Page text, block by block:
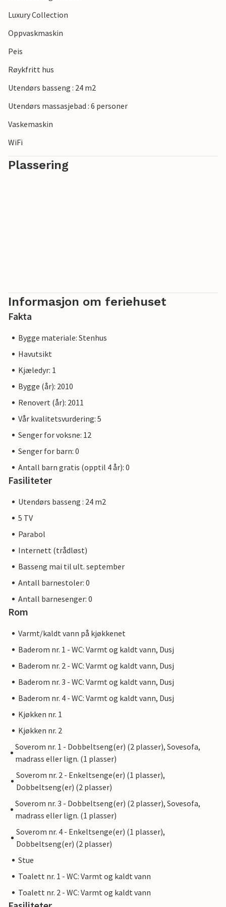
Luxury Collection
Oppvaskmaskin
Peis
Røykfritt hus
Utendørs basseng : 24 m2
Utendørs massasjebad : 6 personer
Vaskemaskin
WiFi
Plassering
Informasjon om feriehuset
Fakta
Bygge materiale: Stenhus
Havutsikt
Kjæledyr: 1
Bygge (år): 2010
Renovert (år): 2011
Vår kvalitetsvurdering: 5
Senger for voksne: 12
Senger for barn: 0
Antall barn gratis (opptil 4 år): 0
Fasiliteter
Utendørs basseng : 24 m2
5 TV
Parabol
Internett (trådløst)
Basseng mai til ult. september
Antall barnestoler: 0
Antall barnesenger: 0
Rom
Varmt/kaldt vann på kjøkkenet
Baderom nr. 1 - WC: Varmt og kaldt vann, Dusj
Baderom nr. 2 - WC: Varmt og kaldt vann, Dusj
Baderom nr. 3 - WC: Varmt og kaldt vann, Dusj
Baderom nr. 4 - WC: Varmt og kaldt vann, Dusj
Kjøkken nr. 1
Kjøkken nr. 2
Soverom nr. 1 - Dobbeltseng(er) (2 plasser), Sovesofa,
madrass eller lign. (1 plasser)
Soverom nr. 2 - Enkeltsenge(er) (1 plasser),
Dobbeltseng(er) (2 plasser)
Soverom nr. 3 - Dobbeltseng(er) (2 plasser), Sovesofa,
madrass eller lign. (1 plasser)
Soverom nr. 4 - Enkeltsenge(er) (1 plasser),
Dobbeltseng(er) (2 plasser)
Stue
Toalett nr. 1 - WC: Varmt og kaldt vann
Toalett nr. 2 - WC: Varmt og kaldt vann